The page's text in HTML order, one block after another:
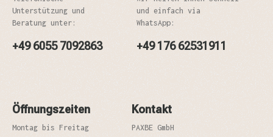
Unterstützung und
Beratung unter:
+49 6055 7092863
und einfach via
WhatsApp:
+49 176 62531911
Öffnungszeiten
Montag bis Freitag
Kontakt
PAXBE GmbH